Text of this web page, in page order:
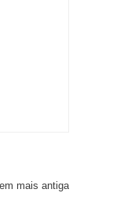
mais antiga